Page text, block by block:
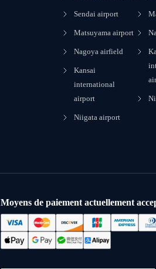
Sendai airport
Matsuyama airport
Nagoya airfield
Kansai
international
airport
Niigata airport
Moyens de paiement actuellement